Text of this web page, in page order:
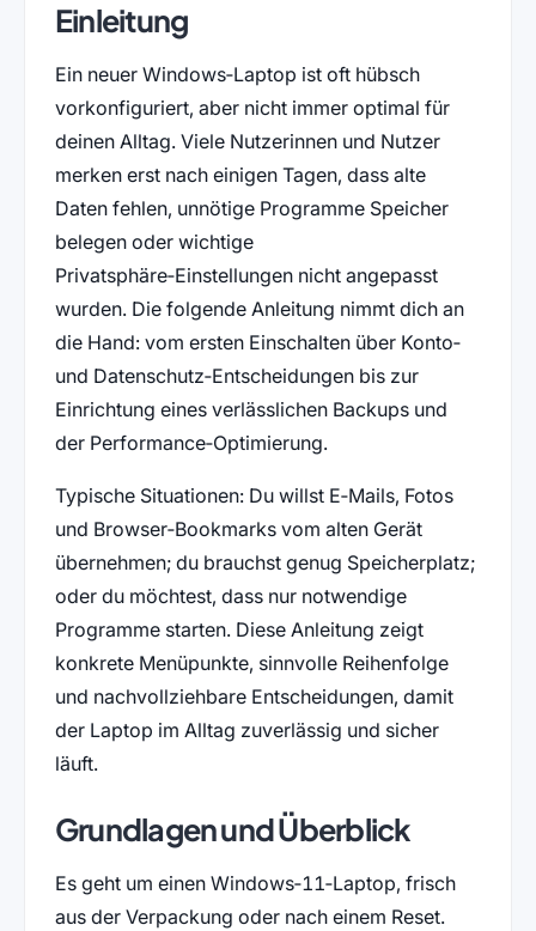
Einleitung
Ein neuer Windows‑Laptop ist oft hübsch
vorkonfiguriert, aber nicht immer optimal für
deinen Alltag. Viele Nutzerinnen und Nutzer
merken erst nach einigen Tagen, dass alte
Daten fehlen, unnötige Programme Speicher
belegen oder wichtige
Privatsphäre‑Einstellungen nicht angepasst
wurden. Die folgende Anleitung nimmt dich an
die Hand: vom ersten Einschalten über Konto‑
und Datenschutz‑Entscheidungen bis zur
Einrichtung eines verlässlichen Backups und
der Performance‑Optimierung.
Typische Situationen: Du willst E‑Mails, Fotos
und Browser‑Bookmarks vom alten Gerät
übernehmen; du brauchst genug Speicherplatz;
oder du möchtest, dass nur notwendige
Programme starten. Diese Anleitung zeigt
konkrete Menüpunkte, sinnvolle Reihenfolge
und nachvollziehbare Entscheidungen, damit
der Laptop im Alltag zuverlässig und sicher
läuft.
Grundlagen und Überblick
Es geht um einen Windows‑11‑Laptop, frisch
aus der Verpackung oder nach einem Reset.